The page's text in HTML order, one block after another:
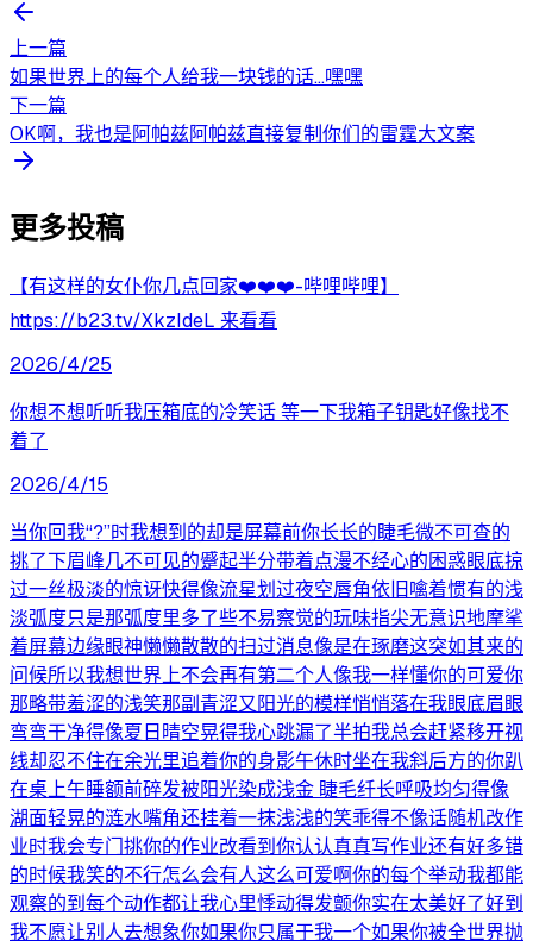
上一篇
如果世界上的每个人给我一块钱的话…嘿嘿
下一篇
OK啊，我也是阿帕兹阿帕兹直接复制你们的雷霆大文案
更多投稿
【有这样的女仆你几点回家❤️❤️❤️-哔哩哔哩】
https://b23.tv/XkzIdeL 来看看
2026/4/25
你想不想听听我压箱底的冷笑话 等一下我箱子钥匙好像找不
着了
2026/4/15
当你回我“?”时我想到的却是屏幕前你长长的睫毛微不可查的
挑了下眉峰几不可见的蹙起半分带着点漫不经心的困惑眼底掠
过一丝极淡的惊讶快得像流星划过夜空唇角依旧噙着惯有的浅
淡弧度只是那弧度里多了些不易察觉的玩味指尖无意识地摩挲
着屏幕边缘眼神懒懒散散的扫过消息像是在琢磨这突如其来的
问候所以我想世界上不会再有第二个人像我一样懂你的可爱你
那略带羞涩的浅笑那副青涩又阳光的模样悄悄落在我眼底眉眼
弯弯干净得像夏日晴空晃得我心跳漏了半拍我总会赶紧移开视
线却忍不住在余光里追着你的身影午休时坐在我斜后方的你趴
在桌上午睡额前碎发被阳光染成浅金 睫毛纤长呼吸均匀得像
湖面轻晃的涟水嘴角还挂着一抹浅浅的笑乖得不像话随机改作
业时我会专门挑你的作业改看到你认认真真写作业还有好多错
的时候我笑的不行怎么会有人这么可爱啊你的每个举动我都能
观察的到每个动作都让我心里悸动得发颤你实在太美好了好到
我不愿让别人去想象你如果你只属于我一个如果你被全世界抛